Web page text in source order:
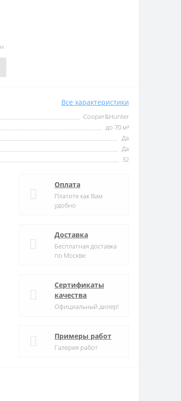
Все характеристики
Cooper&Hunter
до 70 м²
Да
Да
32
Оплата
Платите как Вам
удобно
Доставка
Бесплатная доставка
по Москве
Сертификаты
качества
Официальный дилер!
Примеры работ
Галерея работ